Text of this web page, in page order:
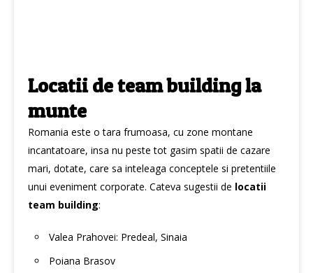
Locatii de team building la
munte
Romania este o tara frumoasa, cu zone montane
incantatoare, insa nu peste tot gasim spatii de cazare
mari, dotate, care sa inteleaga conceptele si pretentiile
unui eveniment corporate. Cateva sugestii de locatii
team building:
Valea Prahovei: Predeal, Sinaia
Poiana Brasov